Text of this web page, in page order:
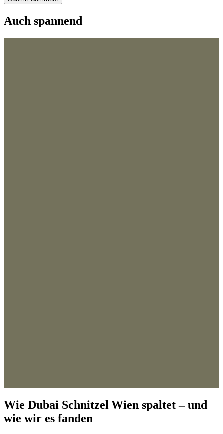
Auch spannend
Wie Dubai Schnitzel Wien spaltet – und
wie wir es fanden